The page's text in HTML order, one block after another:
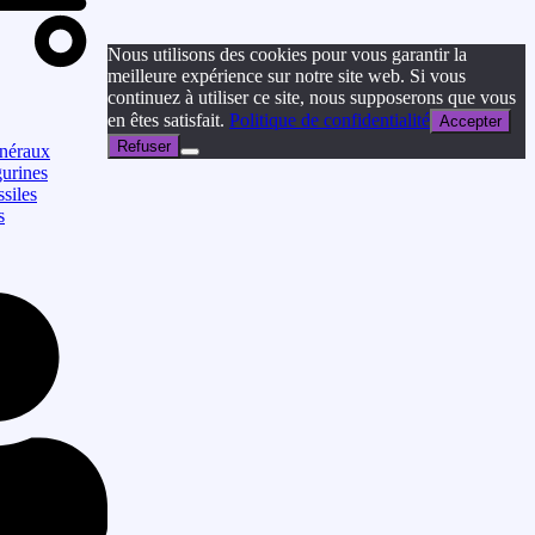
Nous utilisons des cookies pour vous garantir la
meilleure expérience sur notre site web. Si vous
continuez à utiliser ce site, nous supposerons que vous
en êtes satisfait. Politique de confidentialité Accepter
Refuser